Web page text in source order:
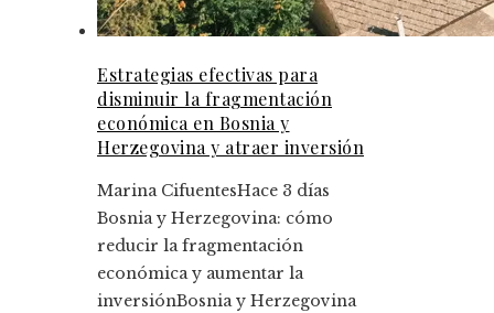
Estrategias efectivas para
disminuir la fragmentación
económica en Bosnia y
Herzegovina y atraer inversión
Marina CifuentesHace 3 días
Bosnia y Herzegovina: cómo
reducir la fragmentación
económica y aumentar la
inversiónBosnia y Herzegovina